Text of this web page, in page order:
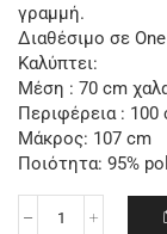
γραμμή.
Διαθέσιμο σε
Καλύπτει:
Μέση : 70 cm
Περιφέρεια :
Μάκρος: 107 cm
Ποιότητα: 95%